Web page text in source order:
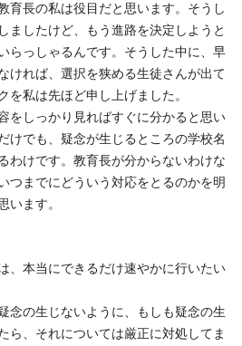
育長の私は役目だと思います。そうし
ましたけど、もう進路を決定しようと
らっしゃるんです。そうした中に、早
ければ、選択を狭める生徒さんが出て
を私は先ほど申し上げました。
をしっかり見ればすぐに分かると思い
けでも、疑念が生じるところの学校名
わけです。教育長が分からないわけな
つまでにどういう対応をとるのかを明
います。
、本当にできるだけ速やかに行いたい
念の生じないように、もしも疑念の生
ら、それについては厳正に対処してま